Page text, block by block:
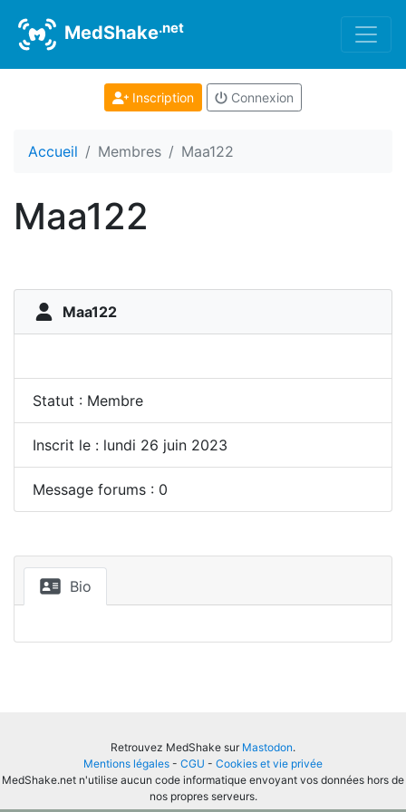
MedShake.net
Inscription Connexion
Accueil Membres Maa122
Maa122
Maa122
Statut : Membre
Inscrit le : lundi 26 juin 2023
Message forums : 0
Bio
Retrouvez MedShake sur Mastodon.
Mentions légales - CGU - Cookies et vie privée
MedShake.net n'utilise aucun code informatique envoyant vos données hors de
nos propres serveurs.